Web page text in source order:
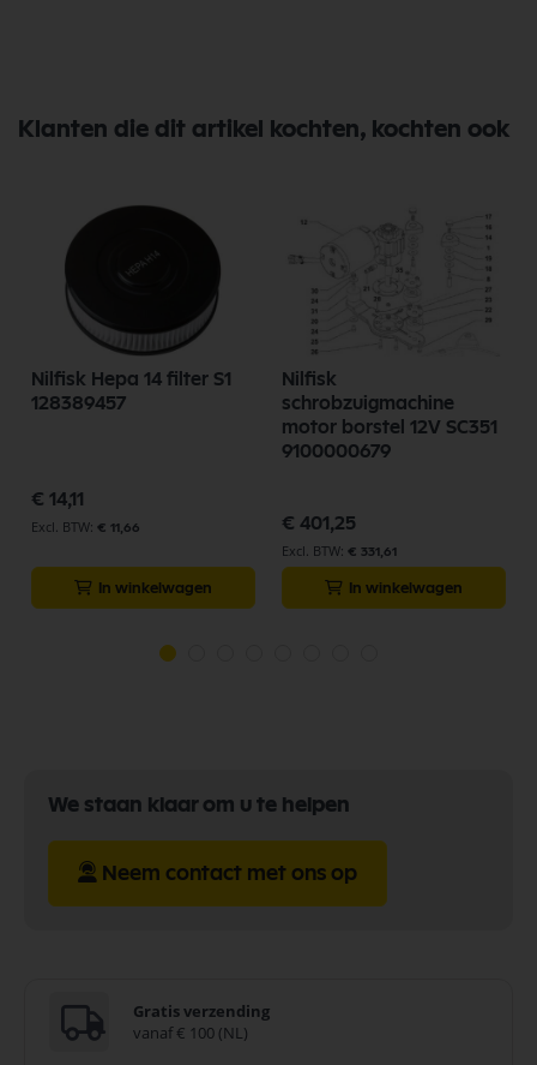
Klanten die dit artikel kochten, kochten ook
Nilfisk Hepa 14 filter S1
128389457
€ 14,11
€ 11,66
In winkelwagen
Nilfisk
schrobzuigmachine
motor borstel 12V SC351
9100000679
€ 401,25
€ 331,61
In winkelwagen
We staan klaar om u te helpen
Neem contact met ons op
Gratis verzending
vanaf € 100 (NL)